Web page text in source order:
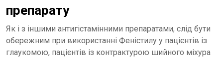
препарату
Як і з іншими антигістамінними препаратами, слід бути
обережним при використанні Феністилу у пацієнтів із
глаукомою, пацієнтів із контрактурою шийного міхура